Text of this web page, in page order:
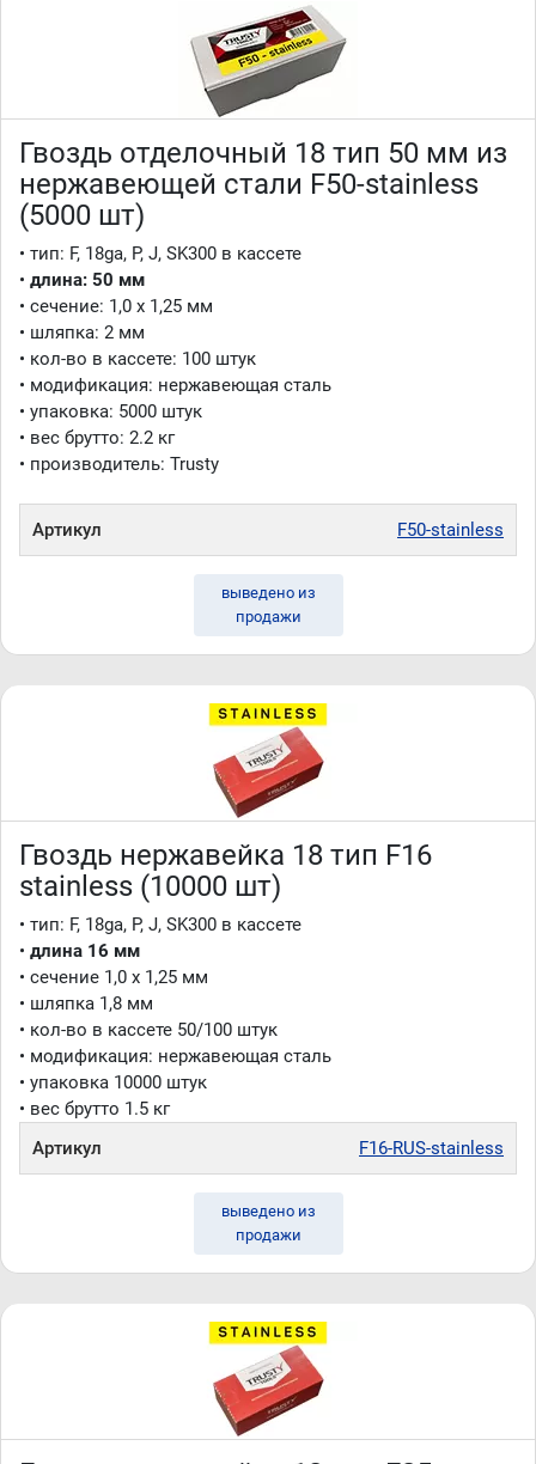
Гвоздь отделочный 18 тип 50 мм из
нержавеющей стали F50-stainless
(5000 шт)
• тип: F, 18ga, P, J, SK300 в кассете
• длина: 50 мм
• сечение: 1,0 x 1,25 мм
• шляпка: 2 мм
• кол-во в кассете: 100 штук
• модификация: нержавеющая сталь
• упаковка: 5000 штук
• вес брутто: 2.2 кг
• производитель: Trusty
Артикул F50-stainless
выведено из
продажи
Гвоздь нержавейка 18 тип F16
stainless (10000 шт)
• тип: F, 18ga, P, J, SK300 в кассете
• длина 16 мм
• сечение 1,0 x 1,25 мм
• шляпка 1,8 мм
• кол-во в кассете 50/100 штук
• модификация: нержавеющая сталь
• упаковка 10000 штук
• вес брутто 1.5 кг
Артикул
F16-RUS-stainless
выведено из
продажи